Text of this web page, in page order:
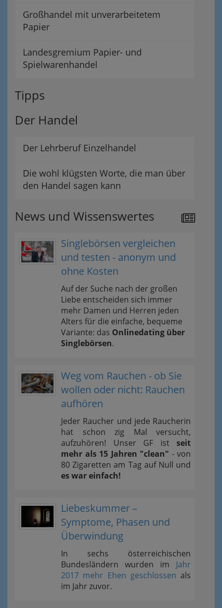
Großhandel mit unverarbeitetem
Papier
Landesgremium Papier- und
Spielwarenhandel
Tipps
Der Handel
Der Lehrberuf Einzelhandel
Die wohl klügsten Worte, die man über
den Handel sagen kann
News und Wissenswertes
Singlebörsen vergleichen
und testen - anonym und
ohne Kosten
Auf der Suche nach der großen
Liebe entscheiden sich immer
mehr Damen und Herren jeden
Alters für die einfache, bequeme
Variante: das Onlinedating über
Singlebörsen.
Weg vom Rauchen - ob Sie
wollen oder nicht: Rauchen
aufhören
Jeder Raucher und jede Raucherin
hat schon zig Mal versucht,
aufzuhören! Unser GF ist seit
mehr als 15 Jahren "clean" - von
80 Zigaretten am Tag auf Null und
es war einfach!
Liebeskummer –
Symptome, Phasen und
Überwindung
In sechs österreichischen
Bundesländern wurden im Jahr
2017 mehr Ehen geschlossen als
im Jahr zuvor.